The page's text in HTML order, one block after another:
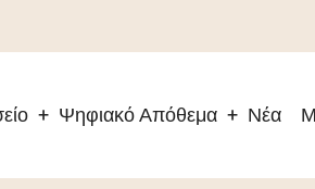
Ψηφιακό Απόθεμα Νέα